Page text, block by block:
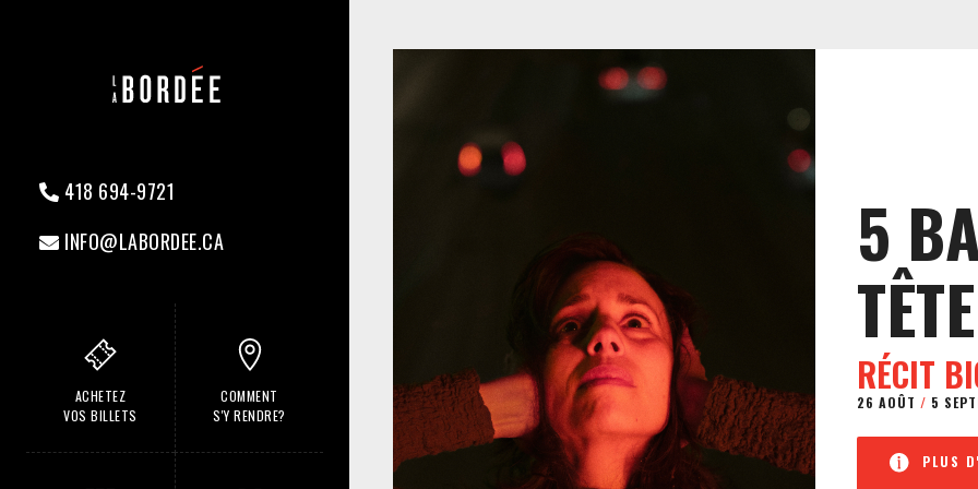
418 694-9721
INFO@LABORDEE.CA
ACHETEZ
VOS BILLETS
COMMENT
S'Y RENDRE?
5
TÊTE
RÉCIT
26 AOÛT / 5
PLUS